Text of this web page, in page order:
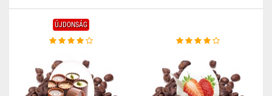
ÚJDONSÁG